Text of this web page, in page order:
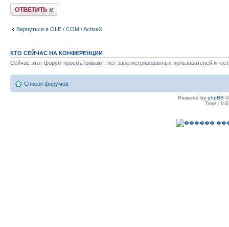
Ответить
Вернуться в OLE / COM / ActiveX
КТО СЕЙЧАС НА КОНФЕРЕНЦИИ
Сейчас этот форум просматривают: нет зарегистрированных пользователей и
Список форумов
Powered by phpBB
Time :